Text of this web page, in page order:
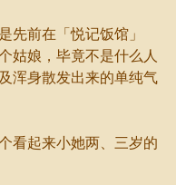
前在「悦记饭馆」
姑娘，毕竟不是什么人
浑身散发出来的单纯气
起来小她两、三岁的